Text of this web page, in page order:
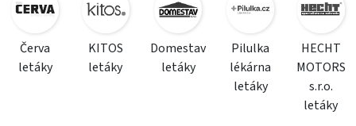
Červa
letáky
KITOS
letáky
Domestav
letáky
Pilulka
lékárna
letáky
HECHT
MOTORS
s.r.o.
letáky